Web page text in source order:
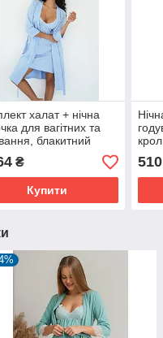
халат + нічна
для вагітних та
блакитний
₴
Купити
510